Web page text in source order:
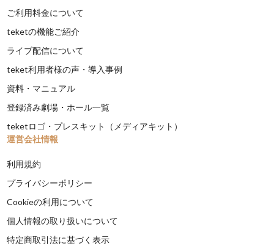
ご利用料金について
teketの機能ご紹介
ライブ配信について
teket利用者様の声・導入事例
資料・マニュアル
登録済み劇場・ホール一覧
teketロゴ・プレスキット（メディアキット）
運営会社情報
利用規約
プライバシーポリシー
Cookieの利用について
個人情報の取り扱いについて
特定商取引法に基づく表示